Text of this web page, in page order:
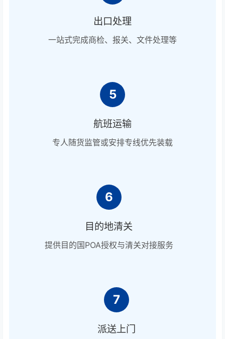
出口处理
一站式完成商检、报关、文件处理等
5
航班运输
专人随货监管或安排专线优先装载
6
目的地清关
提供目的国POA授权与清关对接服务
7
派送上门